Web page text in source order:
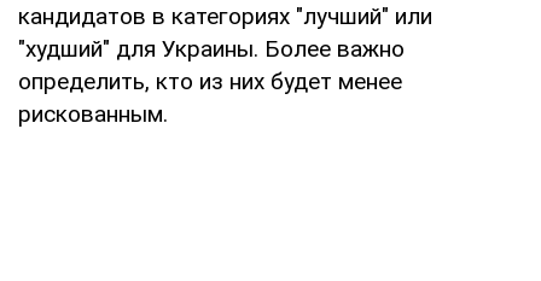
кандидатов в категориях "лучший" или
"худший" для Украины. Более важно
определить, кто из них будет менее
рискованным.